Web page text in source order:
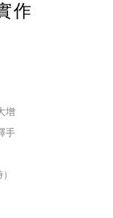
作
增
手